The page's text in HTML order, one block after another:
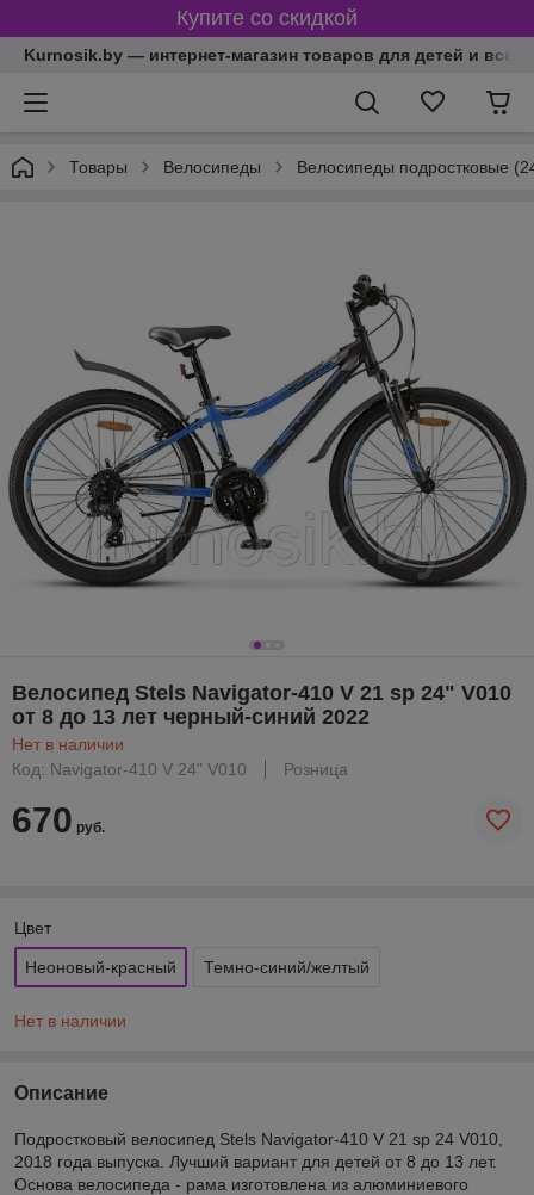
Купите со скидкой
Kurnosik.by — интернет-магазин товаров для детей и всей
Товары Велосипеды Велосипеды подростковые
Велосипед Stels Navigator-410 V 21 sp 24" V010
от 8 до 13 лет черный-синий 2022
Нет в наличии
Код: Navigator-410 V 24" V010
Розница
670 руб.
Цвет
Неоновый-красный Темно-синий/желтый
Нет в наличии
Описание
Подростковый велосипед Stels Navigator-410 V 21 sp 24 V010,
2018 года выпуска. Лучший вариант для детей от 8 до 13 лет.
Основа велосипеда - рама изготовлена из алюминиевого